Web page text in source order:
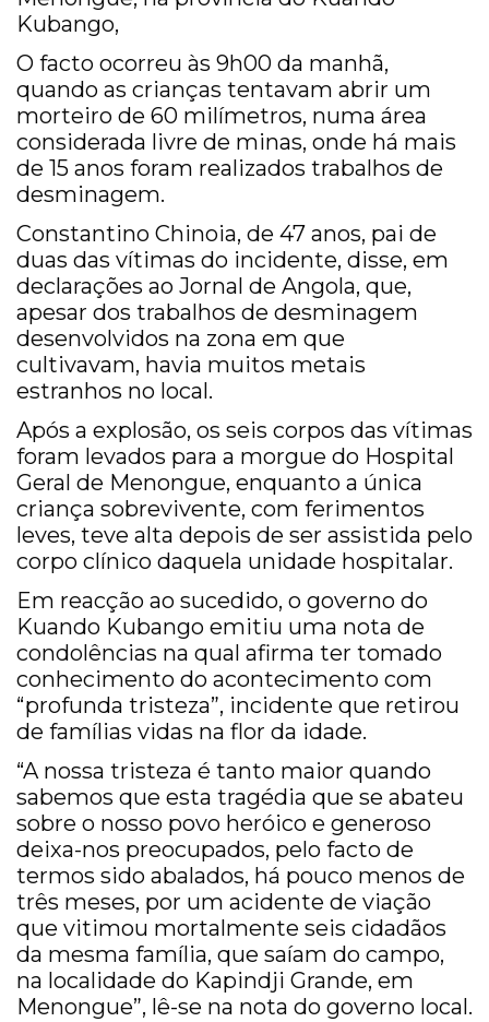
Kubango,
O facto ocorreu às 9h00 da manhã,
quando as crianças tentavam abrir um
morteiro de 60 milímetros, numa área
considerada livre de minas, onde há mais
de 15 anos foram realizados trabalhos de
desminagem.
Constantino Chinoia, de 47 anos, pai de
duas das vítimas do incidente, disse, em
declarações ao Jornal de Angola, que,
apesar dos trabalhos de desminagem
desenvolvidos na zona em que
cultivavam, havia muitos metais
estranhos no local.
Após a explosão, os seis corpos das vítimas
foram levados para a morgue do Hospital
Geral de Menongue, enquanto a única
criança sobrevivente, com ferimentos
leves, teve alta depois de ser assistida pelo
corpo clínico daquela unidade hospitalar.
Em reacção ao sucedido, o governo do
Kuando Kubango emitiu uma nota de
condolências na qual afirma ter tomado
conhecimento do acontecimento com
“profunda tristeza”, incidente que retirou
de famílias vidas na flor da idade.
“A nossa tristeza é tanto maior quando
sabemos que esta tragédia que se abateu
sobre o nosso povo heróico e generoso
deixa-nos preocupados, pelo facto de
termos sido abalados, há pouco menos de
três meses, por um acidente de viação
que vitimou mortalmente seis cidadãos
da mesma família, que saíam do campo,
na localidade do Kapindji Grande, em
Menongue”, lê-se na nota do governo local.